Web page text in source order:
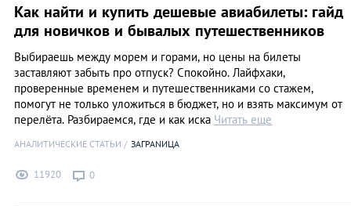
Как найти и купить дешевые авиабилеты: гайд
для новичков и бывалых путешественников
Выбираешь между морем и горами, но цены на билеты
заставляют забыть про отпуск? Спокойно. Лайфхаки,
проверенные временем и путешественниками со стажем,
помогут не только уложиться в бюджет, но и взять максимум от
перелёта. Разбираемся, где и как иска Читать еще
АНАЛИТИЧЕСКИЕ СТАТЬИ ЗАГРАNИЦА
11920 0